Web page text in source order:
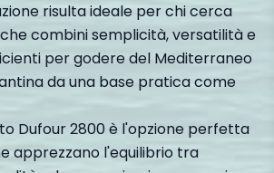
risulta ideale per chi cerca
combini semplicità, versatilità e
per godere del Mediterraneo
da una base pratica come
Dufour 2800 è l'opzione perfetta
apprezzano l'equilibrio tra